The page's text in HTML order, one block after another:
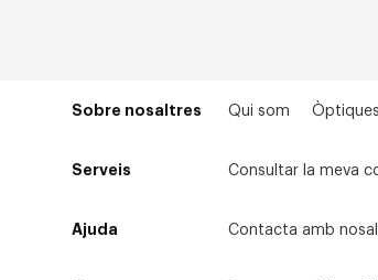
Sobre nosaltres Qui som Òptiques
Serveis Consultar la meva
Ajuda Contacta amb